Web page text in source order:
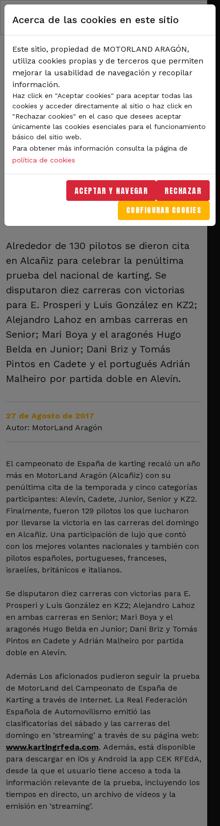
Pasar al contenido principal
RUTA DE NAVEGACIÓN
Diez trepidantes carreras disputadas en la penúltima prueba del nacional de
karting en MotorLand Aragón
Diez trepidantes carreras
disputadas en la
penúltima prueba del
nacional de karting en
MotorLand Aragón
Alrededor de 130 pilotos se dieron cita
en Alcañiz para celebrar la penúltima
prueba del nacional de karting. Se
disputaron diez carreras con victorias
para E. Prosperi y Luis González en KZ2;
Alejandro Lahoz en ambas carreras en
Senior; Mari Boya y el aragonés Hugo
Belda en Junior; Dani Briz y Tomás
Pintos en Cadete y el portugués Adrián
Malheiro por partida doble en Alevín.
27 de Agosto de 2017
Autor: MotorLand Aragón
El campeonato de España de karting recaló un año
más en MotorLand Aragón (Alcañiz) con su
penúltima cita de la temporada y cinco categorías
participantes: Alevín, Cadete, Junior, Senior y KZ2.
Finalmente, fueron 129 pilotos los que lucharon
por llevarse la victoria en las carreras del domingo
en Alcañiz. Una participación de lujo que contó
con los mejores volantes nacionales y también con
pilotos españoles, portugueses, franceses,
israelíes, británicos e italianos.
Se disputaron diez carreras con victorias para E.
Prosperi y Luis González en KZ2; Alejandro Lahoz
en ambas carreras en Senior; Mari Boya y el
aragonés Hugo Belda en Junior; Dani Briz y Tomás
Pintos en Cadete y Adrián Malheiro por partida
doble en Alevín.
Además Los aficionados pudieron seguir la prueba
de MotorLand del Campeonato de España de
Karting a través de Internet. La Real Federación
Española de Automovilismo emitió las
clasificatorias del sábado y las carreras del
domingo en ‘streaming’ a través de su página web:
www.kartingrfeda.com. Además, está disponible
para descargar en iOs y Android la app CEK RFEdA,
desde la que el usuario tiene acceso a toda la
información relevante de la prueba, incluyendo los
tiempos en directo, un archivo de vídeos y la
emisión en ‘streaming’.
Acerca de las cookies en este sitio
Este sitio, propiedad de MOTORLAND ARAGÓN,
utiliza cookies propias y de terceros que permiten
mejorar la usabilidad de navegación y recopilar
información.
Haz click en "Aceptar cookies" para aceptar todas las
cookies y acceder directamente al sitio o haz click en
"Rechazar cookies" en el caso que desees aceptar
únicamente las cookies esenciales para el funcionamiento
básico del sitio web.
Para obtener más información consulta la página de
política de cookies
ACEPTAR Y NAVEGAR RECHAZAR
CONFIGURAR COOKIES